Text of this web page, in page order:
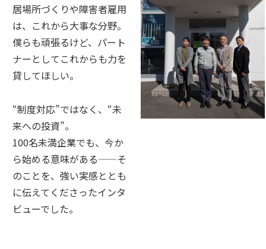
居場所づくりや障害者雇用
は、これから大事な分野。
僕らも頑張るけど、パート
ナーとしてこれからも力を
貸してほしい。
“制度対応”ではなく、“未
来への投資”。
100名未満企業でも、今か
ら始める意味がある——そ
のことを、強い実感ととも
に伝えてくださったインタ
ビューでした。